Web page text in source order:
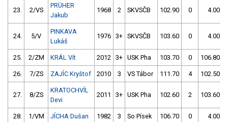
23. 2/VS
PRÜHER
Jakub
1968 2 SKVSČB 102.90 0 4.00
24. 5/V
PINKAVA
Lukáš
1976 3+ SKVSČB 103.60 0 4.00
25. 2/ZM KRÁL Vít 2012 3+ USK Pha 103.70 0 106.80
26. 7/ZS ZAJÍC Kryštof 2010 3 VS Tábor 111.70 4 102.50
27. 8/ZS
KRATOCHVÍL
Devi
2011 3+ USK Pha 102.60 2 103.60
28. 1/VM JÍCHA Dušan 1982 3 So Písek 106.70 0 4.00